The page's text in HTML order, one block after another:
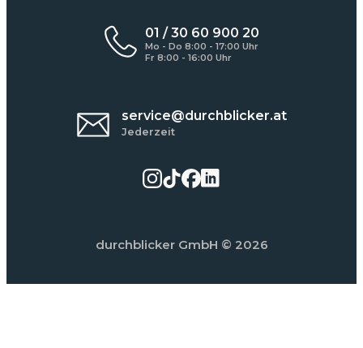
01 / 30 60 900 20
Mo - Do 8:00 - 17:00 Uhr
Fr 8:00 - 16:00 Uhr
service@durchblicker.at
Jederzeit
durchblicker GmbH © 2026